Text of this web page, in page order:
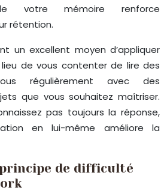
votre mémoire renforce
rétention.
un excellent moyen d’appliquer
de vous contenter de lire des
régulièrement avec des
que vous souhaitez maîtriser.
pas toujours la réponse,
en lui-même améliore la
de difficulté